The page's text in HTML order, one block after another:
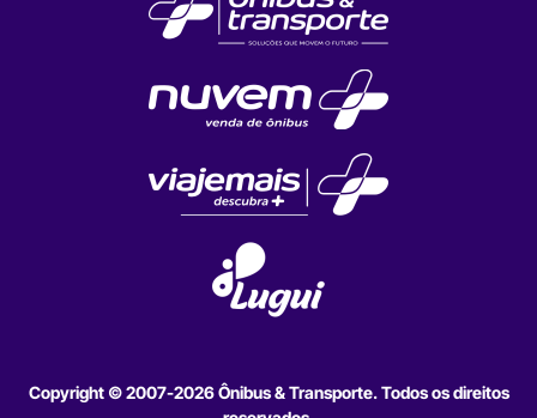
Copyright © 2007-2026 Ônibus & Transporte. Todos os direitos